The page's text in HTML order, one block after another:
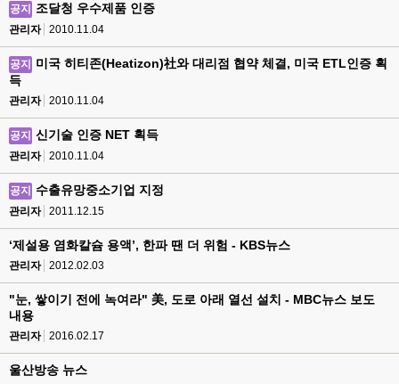
공지 조달청 우수제품 인증
관리자 2010.11.04
공지
미국 히티존(Heatizon)社와 대리점 협약 체결, 미국 ETL인증 획
득
관리자 2010.11.04
공지 신기술 인증 NET 획득
관리자 2010.11.04
공지 수출유망중소기업 지정
관리자 2011.12.15
‘제설용 염화칼슘 용액’, 한파 땐 더 위험 - KBS뉴스
관리자 2012.02.03
"눈, 쌓이기 전에 녹여라" 美, 도로 아래 열선 설치 - MBC뉴스 보도
내용
관리자 2016.02.17
울산방송 뉴스